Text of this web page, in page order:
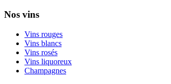
Nos vins
Vins rouges
Vins blancs
Vins rosés
Vins liquoreux
Champagnes